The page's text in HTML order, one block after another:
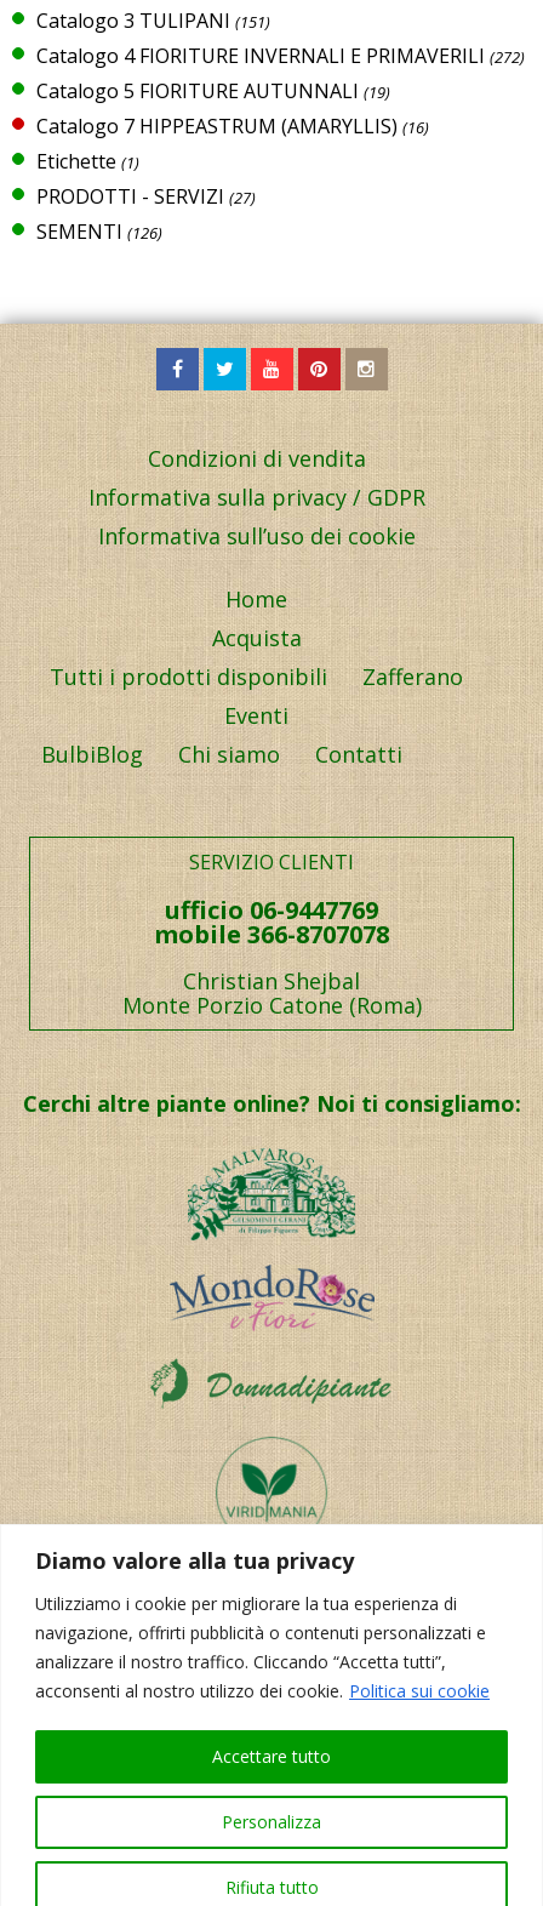
Diamo valore alla tua privacy
Utilizziamo i cookie per migliorare la tua esperienza di
navigazione, offrirti pubblicità o contenuti personalizzati e
analizzare il nostro traffico. Cliccando “Accetta tutti”,
acconsenti al nostro utilizzo dei cookie. Politica sui cookie
Personalizza
Rifiuta tutto
Accettare tutto
Catalogo 3 TULIPANI (151)
Catalogo 4 FIORITURE INVERNALI E PRIMAVERILI (272)
Catalogo 5 FIORITURE AUTUNNALI (19)
Catalogo 7 HIPPEASTRUM (AMARYLLIS) (16)
Etichette (1)
PRODOTTI - SERVIZI (27)
SEMENTI (126)
Condizioni di vendita
Informativa sulla privacy / GDPR
Informativa sull’uso dei cookie
Home
Acquista
Tutti i prodotti disponibili
Zafferano
Eventi
BulbiBlog
Chi siamo Contatti
SERVIZIO CLIENTI
ufficio 06-9447769
mobile 366-8707078
Christian Shejbal
Monte Porzio Catone (Roma)
Cerchi altre piante online? Noi ti consigliamo: